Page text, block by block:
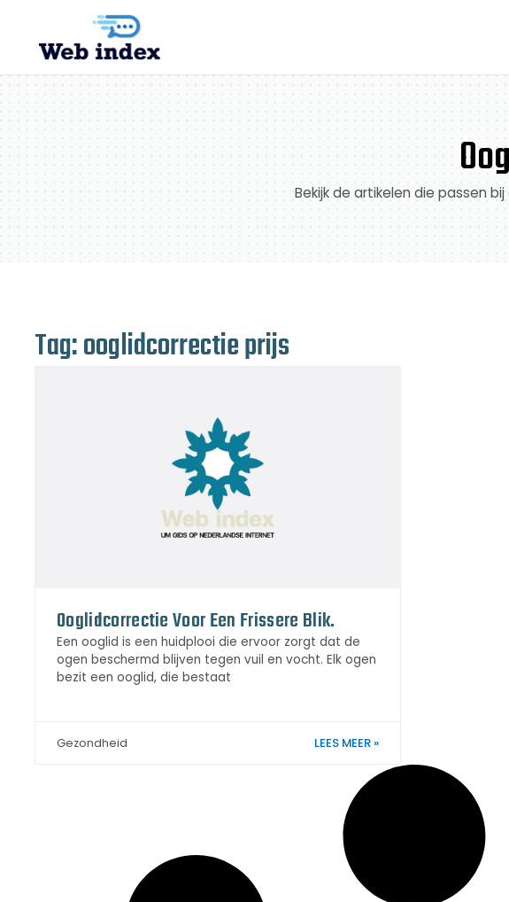
Bekijk de artikelen die passen
Tag: ooglidcorrectie prijs
Ooglidcorrectie Voor Een Frissere Blik.
Een ooglid is een huidplooi die ervoor zorgt dat de
ogen beschermd blijven tegen vuil en vocht. Elk ogen
bezit een ooglid, die bestaat
Gezondheid LEES MEER »